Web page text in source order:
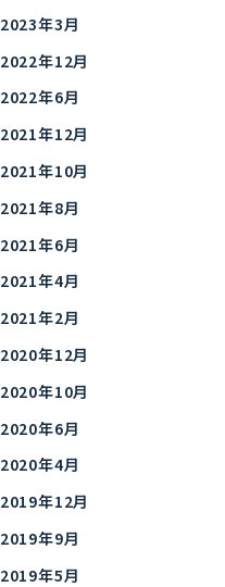
2023年3月
2022年12月
2022年6月
2021年12月
2021年10月
2021年8月
2021年6月
2021年4月
2021年2月
2020年12月
2020年10月
2020年6月
2020年4月
2019年12月
2019年9月
2019年5月